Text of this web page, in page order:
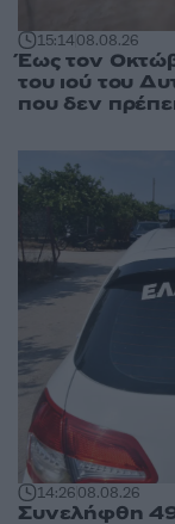
15:1408.08.26
Έως τον
του ιού του
που δεν
14:2608.08.26
Συνελήφθη